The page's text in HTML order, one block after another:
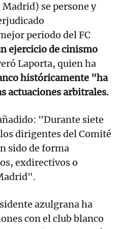
Madrid) se persone y
periodo del FC
ejercicio de cinismo
Laporta, quien ha
históricamente "ha
actuaciones arbitrales.
"Durante siete
dirigentes del Comité
sido de forma
exdirectivos o
azulgrana ha
con el club blanco